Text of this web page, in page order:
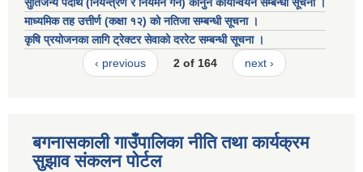
सुर्तिजन्य पदार्थ (नियन्त्रण र नियमन गर्ने) कानुन कार्यान्वयन सम्बन्धी सूचना ।
माध्यमिक तह उत्तीर्ण (कक्षा १२) को नतिजा सम्बन्धी सूचना ।
कृषि प्रयोजनका लागि ट्रेक्टर सेवाको दररेट सम्बन्धी सूचना ।
‹ previous
2 of 164 next ›
बगनासकाली गाउँपालिका नीति तथा कार्यक्रम
सुझाव संकलन पोर्टल